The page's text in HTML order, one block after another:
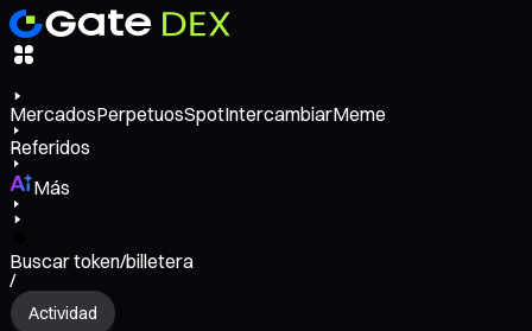
MercadosPerpetuosSpotIntercambiarMeme
Referidos
Más
Buscar token/billetera
/
Actividad